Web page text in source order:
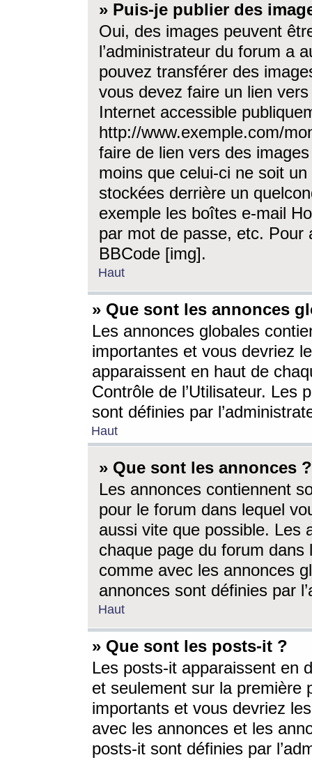
» Puis-je publier des
Oui, des images peuvent
l’administrateur du forum a
pouvez transférer des
vous devez faire un lien
Internet accessible
http://www.exemple.com/
faire de lien vers des
moins que celui-ci ne soit
stockées derrière un
exemple les boîtes e-mail
par mot de passe, etc. Pour
BBCode [img].
Haut
» Que sont les annonces
Les annonces globales
importantes et vous devriez
apparaissent en haut de
Contrôle de l’Utilisateur. Les
sont définies par
Haut
» Que sont les annonces ?
Les annonces contiennent
pour le forum dans lequel
aussi vite que possible. Les
chaque page du forum dans
comme avec les annonces
annonces sont définies par
Haut
» Que sont les posts-it ?
Les posts-it apparaissent en
et seulement sur la première
importants et vous devriez
avec les annonces et les
posts-it sont définies par